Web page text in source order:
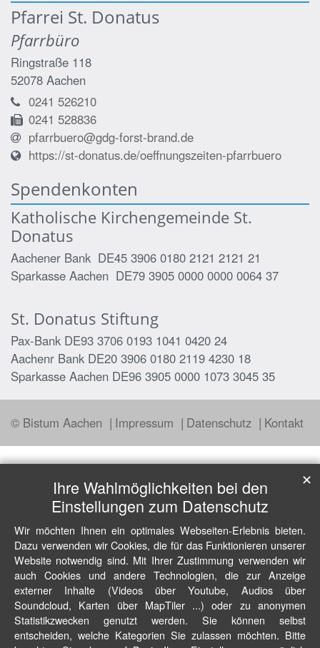
Pfarrei St. Donatus
Pfarrbüro
Ringstraße 118
52078 Aachen
0241 526210
0241 528836
pfarrbuero@gdg-forst-brand.de
https://st-donatus.de/oeffnungszeiten-pfarrbuero
Spendenkonten
Katholische Kirchengemeinde St.
Donatus
Aachener Bank DE45 3906 0180 2121 2121 21
Sparkasse Aachen DE79 3905 0000 0000 0064 37
St. Donatus Stiftung
Pax-Bank DE93 3706 0193 1041 0420 24
Aachenr Bank DE20 3906 0180 2119 4230 18
Sparkasse Aachen DE96 3905 0000 1073 3045 35
© Bistum Aachen Impressum Datenschutz Kontakt
Ihre Wahlmöglichkeiten bei den
Einstellungen zum Datenschutz
Wir möchten Ihnen ein optimales Webseiten-Erlebnis bieten.
Dazu verwenden wir Cookies, die für das Funktionieren unserer
Website notwendig sind. Mit Ihrer Zustimmung verwenden wir
auch Cookies und andere Technologien, die zur Anzeige
externer Inhalte (Videos über Youtube, Audios über
Soundcloud, Karten über MapTiler ...) oder zu anonymen
Statistikzwecken genutzt werden. Sie können selbst
entscheiden, welche Kategorien Sie zulassen möchten. Bitte
✕